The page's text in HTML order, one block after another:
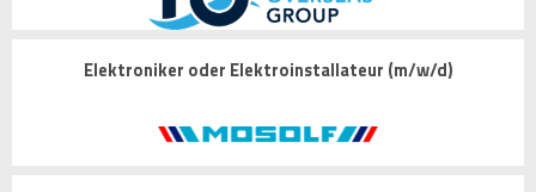
Elektroniker oder Elektroinstallateur (m/w/d)